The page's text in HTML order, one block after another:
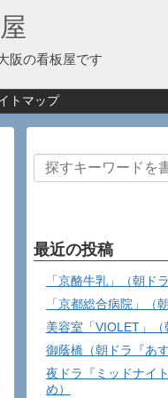
阪の看板屋です
トマップ
最近の投稿
「京酪牛乳」（朝ド
「京都総合病院」（
美容室「VIOLET」（
御蔭橋（朝ドラ『あす
夜ドラ『ミッドナイ
め）